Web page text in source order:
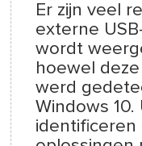
Er zijn veel
externe
wordt
hoewel
werd
Windows
identificeren